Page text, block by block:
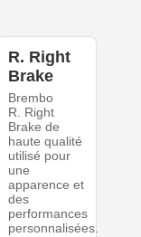
R. Right
Brake
Brembo
R. Right
Brake de
haute qualité
utilisé pour
une
apparence et
des
performances
personnalisées.